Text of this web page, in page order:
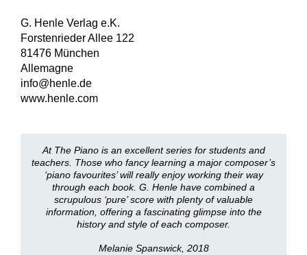
G. Henle Verlag e.K.
Forstenrieder Allee 122
81476 München
Allemagne
info@henle.de
www.henle.com
At The Piano is an excellent series for students and
teachers. Those who fancy learning a major composer’s
‘piano favourites’ will really enjoy working their way
through each book. G. Henle have combined a
scrupulous ‘pure’ score with plenty of valuable
information, offering a fascinating glimpse into the
history and style of each composer.
Melanie Spanswick, 2018